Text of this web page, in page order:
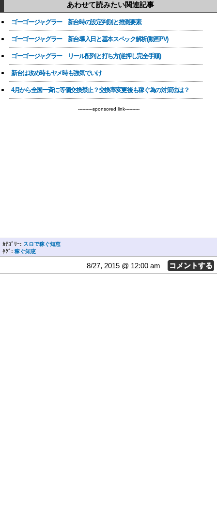
あわせて読みたい関連記事
ゴーゴージャグラー 新台時の設定判別と推測要素
ゴーゴージャグラー 新台導入日と基本スペック解析(動画PV)
ゴーゴージャグラー リール配列と打ち方(逆押し完全手順)
新台は攻め時もヤメ時も強気でいけ
4月から全国一斉に等価交換禁止？交換率変更後も稼ぐ為の対策法は？
----------sponsored link----------
ｶﾃｺﾞﾘｰ: スロで稼ぐ知恵
ﾀｸﾞ: 稼ぐ知恵
8/27, 2015 @ 12:00 am コメントする